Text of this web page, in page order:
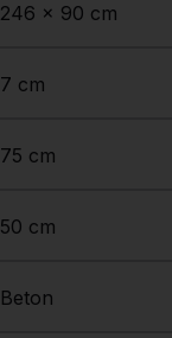
246 x 90 cm
7 cm
75 cm
50 cm
Beton